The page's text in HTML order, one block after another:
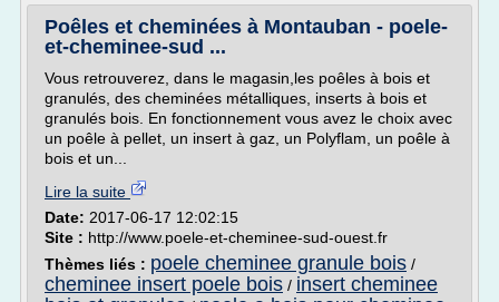
Poêles et cheminées à Montauban - poele-
et-cheminee-sud ...
Vous retrouverez, dans le magasin,les poêles à bois et
granulés, des cheminées métalliques, inserts à bois et
granulés bois. En fonctionnement vous avez le choix avec
un poêle à pellet, un insert à gaz, un Polyflam, un poêle à
bois et un...
Lire la suite
Date: 2017-06-17 12:02:15
Site : http://www.poele-et-cheminee-sud-ouest.fr
Thèmes liés : poele cheminee granule bois /
cheminee insert poele bois / insert cheminee